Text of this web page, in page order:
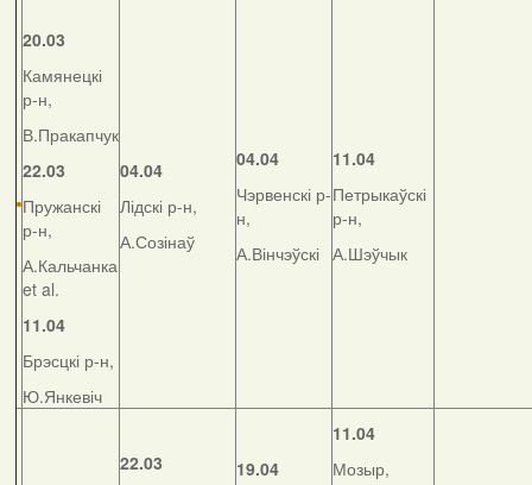
20.03
Камянецкі
р-н,
В.Пракапчук
22.03
Пружанскі
р-н,
А.Кальчанка
et al.
11.04
Брэсцкі р-н,
Ю.Янкевіч
04.04
Лідскі р-н,
А.Созінаў
04.04
Чэрвенскі р-
н,
А.Вінчэўскі
11.04
Петрыкаўскі
р-н,
А.Шэўчык
22.03
19.04
11.04
Мозыр,